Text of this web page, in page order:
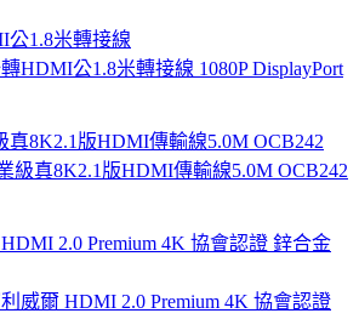
HDMI公1.8米轉接線 1080P DisplayPort
級真8K2.1版HDMI傳輸線5.0M OCB242
威爾 HDMI 2.0 Premium 4K 協會認證